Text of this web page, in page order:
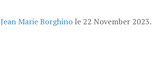
Jean Marie Borghino le 22 November 2023.